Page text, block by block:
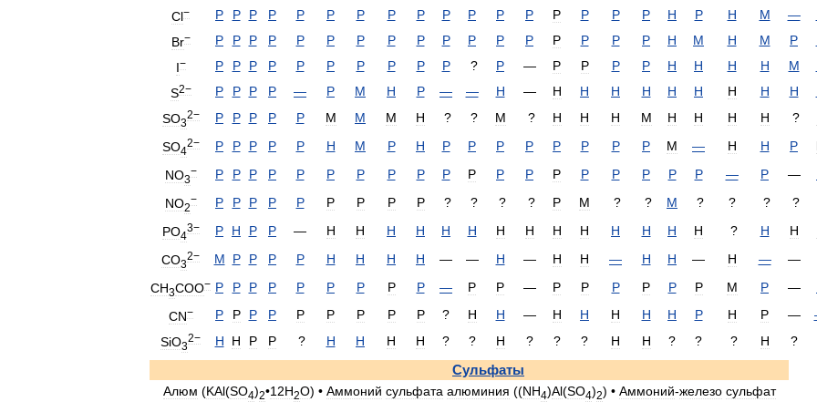
Cl− P P P P Р Р Р Р Р Р Р Р Р Р Р Р Р Н Р Н М —
Br− P P P P Р Р Р Р Р Р Р Р Р Р Р Р Р Н М Н М Р
I− P P P P Р Р Р Р Р Р ? Р — Р Р Р Р Н Н Н Н М
S2− P P P P — Р М Н Р — — Н — Н Н Н Н Н Н Н Н Н
SO3
2− P P P P Р М М М Н ? ? М ? Н Н Н М Н Н Н Н ?
SO4
2− P P P P Р Н М Р Н Р Р Р Р Р Р Р Р М — Н Н Р
NO3
− P P P P Р Р Р Р Р Р Р Р Р Р Р Р Р Р Р — Р —
NO2
− P P P P Р Р Р Р Р ? ? ? ? Р М ? ? М ? ? ? ?
PO4
3− P Н P P — Н Н Н Н Н Н Н Н Н Н Н Н Н Н ? Н Н
CO3
2− М Р P P Р Н Н Н Н — — Н — Н Н — Н Н — Н — —
CH3COO− P Р P P Р Р Р Р Р — Р Р — Р Р Р Р Р Р М Р —
CN− P Р P P Р Р Р Р Р ? Н Н — Н Н Н Н Н Р Н Р —
SiO3
2− H Н P P ? Н Н Н Н ? ? Н ? ? ? Н Н ? ? ? Н ?
Сульфаты
Алюм (KAl(SO4)2•12H2O) • Аммоний сульфата алюминия ((NH4)Al(SO4)2) • Аммоний-железо сульфат